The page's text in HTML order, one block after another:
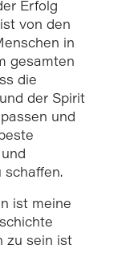
Erfolg
von den
in
gesamten
die
der Spirit
und
schaffen.
ist meine
zu sein ist